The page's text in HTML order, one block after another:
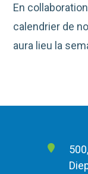
En
calendrier de
aura lieu la